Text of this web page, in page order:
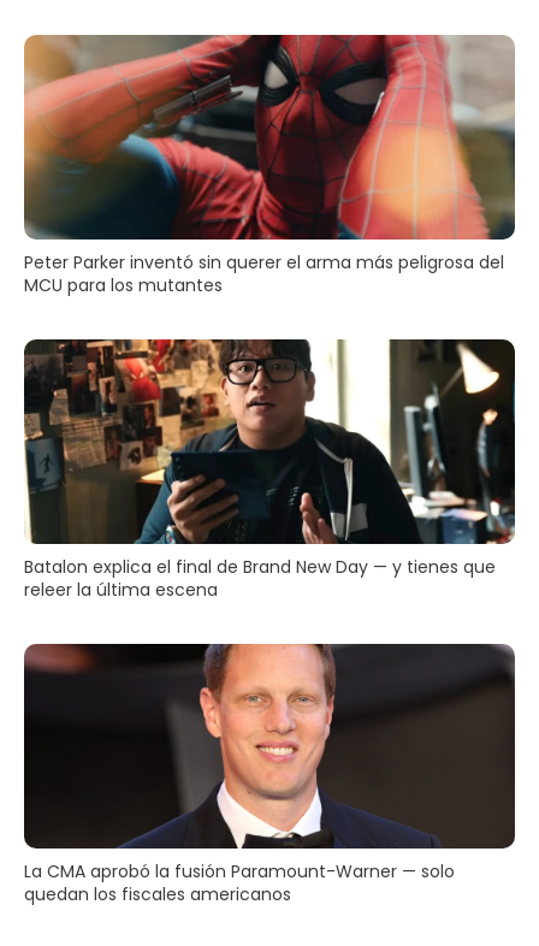
Peter Parker inventó sin querer el arma más peligrosa del
MCU para los mutantes
Batalon explica el final de Brand New Day — y tienes que
releer la última escena
La CMA aprobó la fusión Paramount-Warner — solo
quedan los fiscales americanos